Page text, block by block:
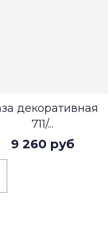
декоративная
711/...
9 260 руб